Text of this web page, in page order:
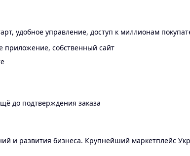
удобное управление, доступ к миллионам
приложение, собственный сайт
до подтверждения заказа
и развития бизнеса. Крупнейший маркетплейс